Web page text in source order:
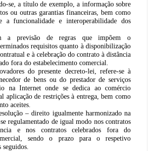
se, a título de exemplo, a informação sobre
ou outras garantias financeiras, bem como
a funcionalidade e interoperabilidade dos
a previsão de regras que impõem o
requisitos quanto à disponibilização
e à celebração do contrato à distância
fora do estabelecimento comercial.
do presente decreto-lei, refere-se à
de bens ou do prestador de serviços
na Internet onde se dedica ao comércio
aplicação de restrições à entrega, bem como
aceites.
– direito igualmente harmonizado na
regulamentado de igual modo nos contratos
e nos contratos celebrados fora do
sendo o prazo para o respetivo
seguidos.